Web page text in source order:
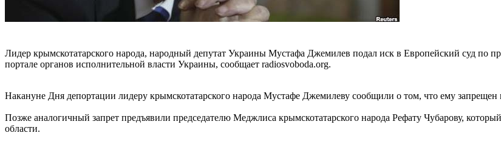
Лидер крымскотатарского народа, народный депутат Украины Мустафа Джемилев подал иск в Европейский суд по
портале органов исполнительной власти Украины, сообщает radiosvoboda.org.
Накануне Дня депортации лидеру крымскотатарского народа Мустафе Джемилеву сообщили о том, что ему
Позже аналогичный запрет предъявили председателю Меджлиса крымскотатарского народа Рефату Чубарову,
области.